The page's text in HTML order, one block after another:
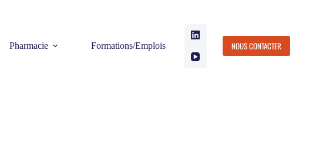
Pharmacie Formations/Emplois NOUS CONTACTER